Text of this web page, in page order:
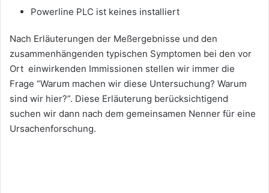
Powerline PLC ist keines installiert
Nach Erläuterungen der Meßergebnisse und den
zusammenhängenden typischen Symptomen bei den vor
Ort einwirkenden Immissionen stellen wir immer die
Frage “Warum machen wir diese Untersuchung? Warum
sind wir hier?”. Diese Erläuterung berücksichtigend
suchen wir dann nach dem gemeinsamen Nenner für eine
Ursachenforschung.